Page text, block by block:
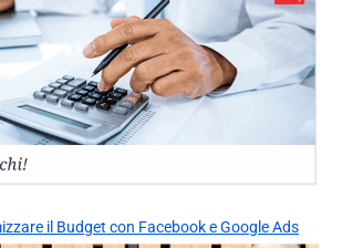
il Budget con Facebook e Google Ads